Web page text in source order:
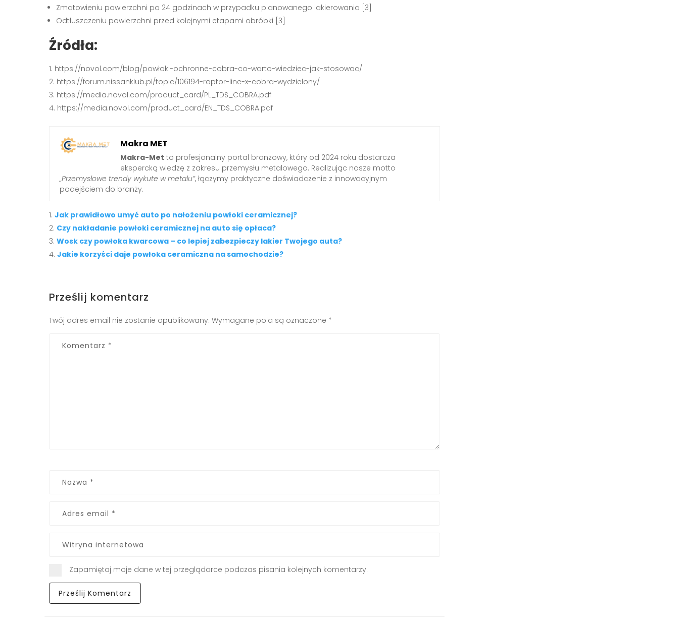
Zmatowieniu powierzchni po 24 godzinach w przypadku planowanego lakierowania [3]
Odtłuszczeniu powierzchni przed kolejnymi etapami obróbki [3]
Źródła:
https://novol.com/blog/powłoki-ochronne-cobra-co-warto-wiedziec-jak-stosowac/
https://forum.nissanklub.pl/topic/106194-raptor-line-x-cobra-wydzielony/
https://media.novol.com/product_card/PL_TDS_COBRA.pdf
https://media.novol.com/product_card/EN_TDS_COBRA.pdf
Makra MET
Makra-Met to profesjonalny portal branżowy, który od 2024 roku dostarcza
ekspercką wiedzę z zakresu przemysłu metalowego. Realizując nasze motto
„Przemysłowe trendy wykute w metalu”, łączymy praktyczne doświadczenie z innowacyjnym
podejściem do branży.
Jak prawidłowo umyć auto po nałożeniu powłoki ceramicznej?
Czy nakładanie powłoki ceramicznej na auto się opłaca?
Wosk czy powłoka kwarcowa – co lepiej zabezpieczy lakier Twojego auta?
Jakie korzyści daje powłoka ceramiczna na samochodzie?
Prześlij komentarz
Twój adres email nie zostanie opublikowany. Wymagane pola są oznaczone *
Zapamiętaj moje dane w tej przeglądarce podczas pisania kolejnych komentarzy.